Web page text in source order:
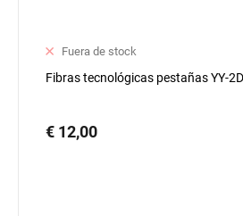
Fuera de stock
Fibras tecnológicas pestañas YY-
€ 12,00